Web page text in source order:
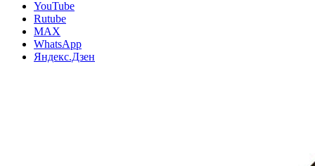
YouTube
Rutube
MAX
WhatsApp
Яндекс.Дзен